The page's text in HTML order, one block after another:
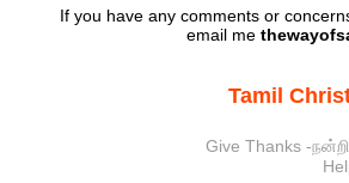
If you have any comments or
email me
Tamil
Give Thanks -